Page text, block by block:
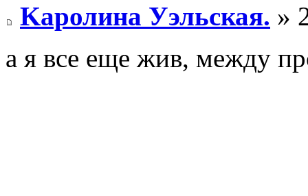
Kaролина Уэльская. »
а я все еще жив, между